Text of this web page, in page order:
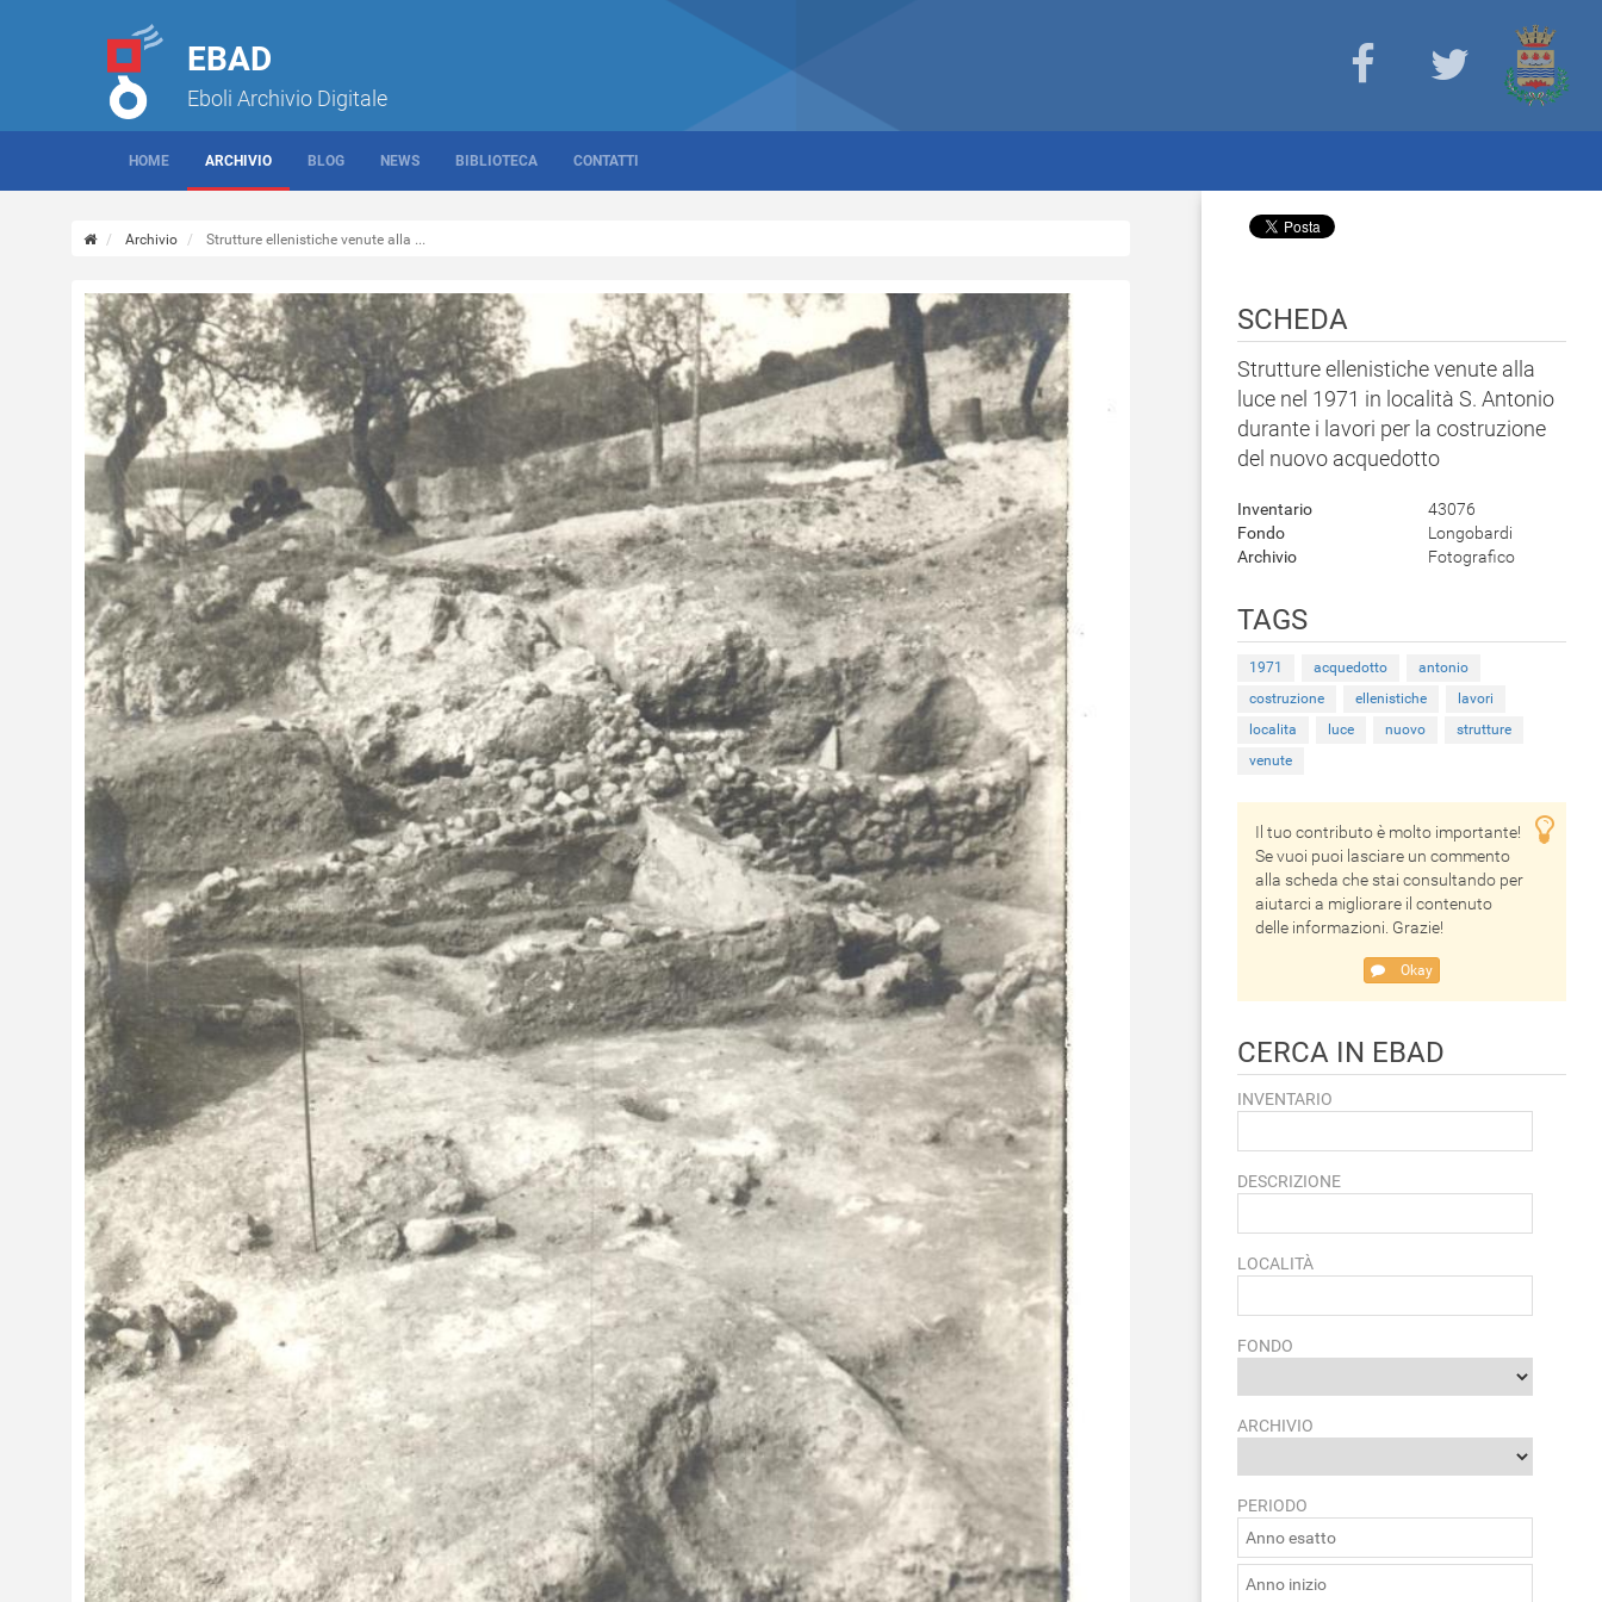
EBAD
Eboli Archivio Digitale
HOME ARCHIVIO BLOG NEWS BIBLIOTECA CONTATTI
Archivio Strutture ellenistiche venute alla ...
SCHEDA
Strutture ellenistiche venute alla
luce nel 1971 in località S. Antonio
durante i lavori per la costruzione
del nuovo acquedotto
Inventario
43076
Fondo
Longobardi
Archivio
Fotografico
TAGS
1971 acquedotto
antonio
costruzione
ellenistiche
lavori
localita
luce nuovo
strutture
venute
Il tuo contributo è molto importante!
Se vuoi puoi lasciare un commento
alla scheda che stai consultando per
aiutarci a migliorare il contenuto
delle informazioni. Grazie!
Okay
CERCA IN EBAD
INVENTARIO
DESCRIZIONE
LOCALITÀ
FONDO
ARCHIVIO
PERIODO